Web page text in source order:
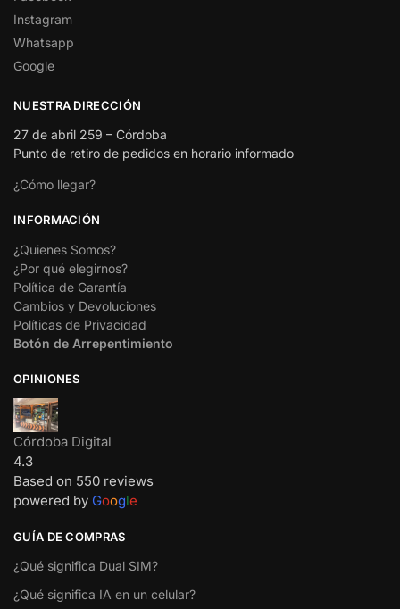
Instagram
Whatsapp
Google
NUESTRA DIRECCIÓN
27 de abril 259 – Córdoba
Punto de retiro de pedidos en horario informado
¿Cómo llegar?
INFORMACIÓN
¿Quienes Somos?
¿Por qué elegirnos?
Política de Garantía
Cambios y Devoluciones
Políticas de Privacidad
Botón de Arrepentimiento
OPINIONES
Córdoba Digital
4.3
Based on 550 reviews
powered by Google
GUÍA DE COMPRAS
¿Qué significa Dual SIM?
¿Qué significa IA en un celular?